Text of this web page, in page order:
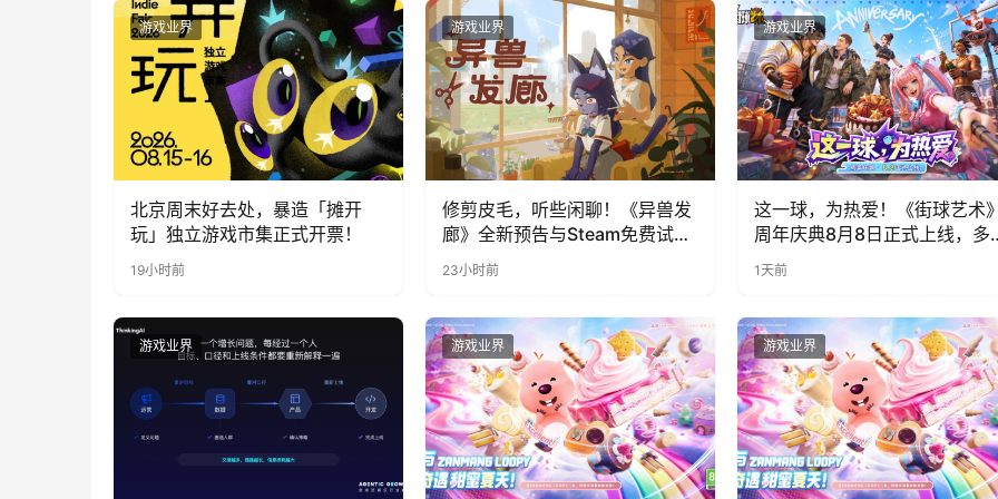
游戏业界
北京周末好去处，暴造「摊开
玩」独立游戏市集正式开票！
19小时前
游戏业界
修剪皮毛，听些闲聊！《异兽发
廊》全新预告与Steam免费试玩
公开
23小时前
游戏业界
这一球，为热爱！《街球艺术
周年庆典8月8日正式上线，多
福利与全新内容同步开启
1天前
游戏业界 游戏业界 游戏业界